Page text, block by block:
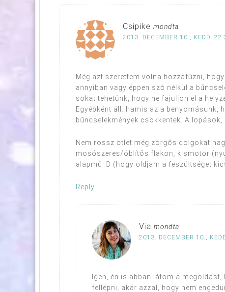
Csipike mondta
2013. DECEMBER 10., KEDD,
Még azt szerettem volna hozzáfűzni,
annyiban vagy éppen szó nélkül a
sokat tehetünk, hogy ne fajuljon el a
Egyébként áll. hamis az a benyomásunk,
bűncselekmények csökkentek. A lopások,
Nem rossz ötlet még zörgős dolgokat
mosószeres/öblítős flakon, kismotor
alapmű :D (hogy oldjam a feszültséget
Reply
Via mondta
2013. DECEMBER 10.,
Igen, én is abban látom a
fellépni, akár azzal, hogy nem